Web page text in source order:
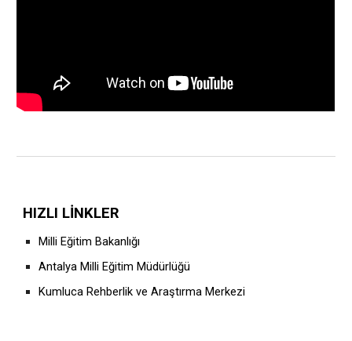
HIZLI LİNKLER
Milli Eğitim Bakanlığı
Antalya Milli Eğitim Müdürlüğü
Kumluca Rehberlik ve Araştırma Merkezi